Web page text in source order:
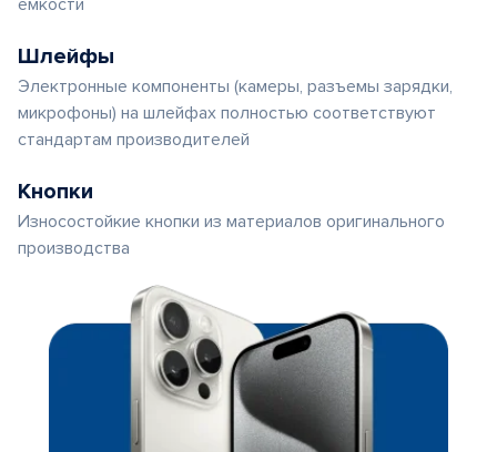
емкости
Шлейфы
Электронные компоненты (камеры, разъемы зарядки,
микрофоны) на шлейфах полностью соответствуют
стандартам производителей
Кнопки
Износостойкие кнопки из материалов оригинального
производства